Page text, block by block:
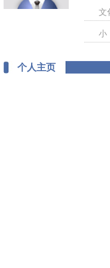
文
个人主页